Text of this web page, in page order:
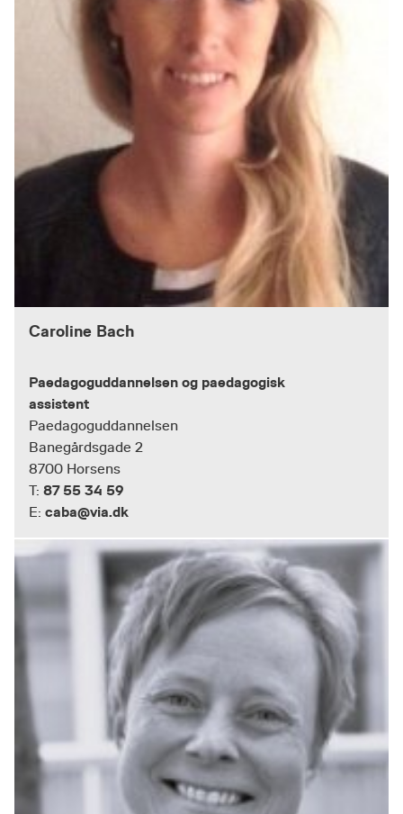
Caroline Bach
Paedagoguddannelsen og paedagogisk
assistent
Paedagoguddannelsen
Banegårdsgade 2
8700 Horsens
T: 87 55 34 59
E: caba@via.dk